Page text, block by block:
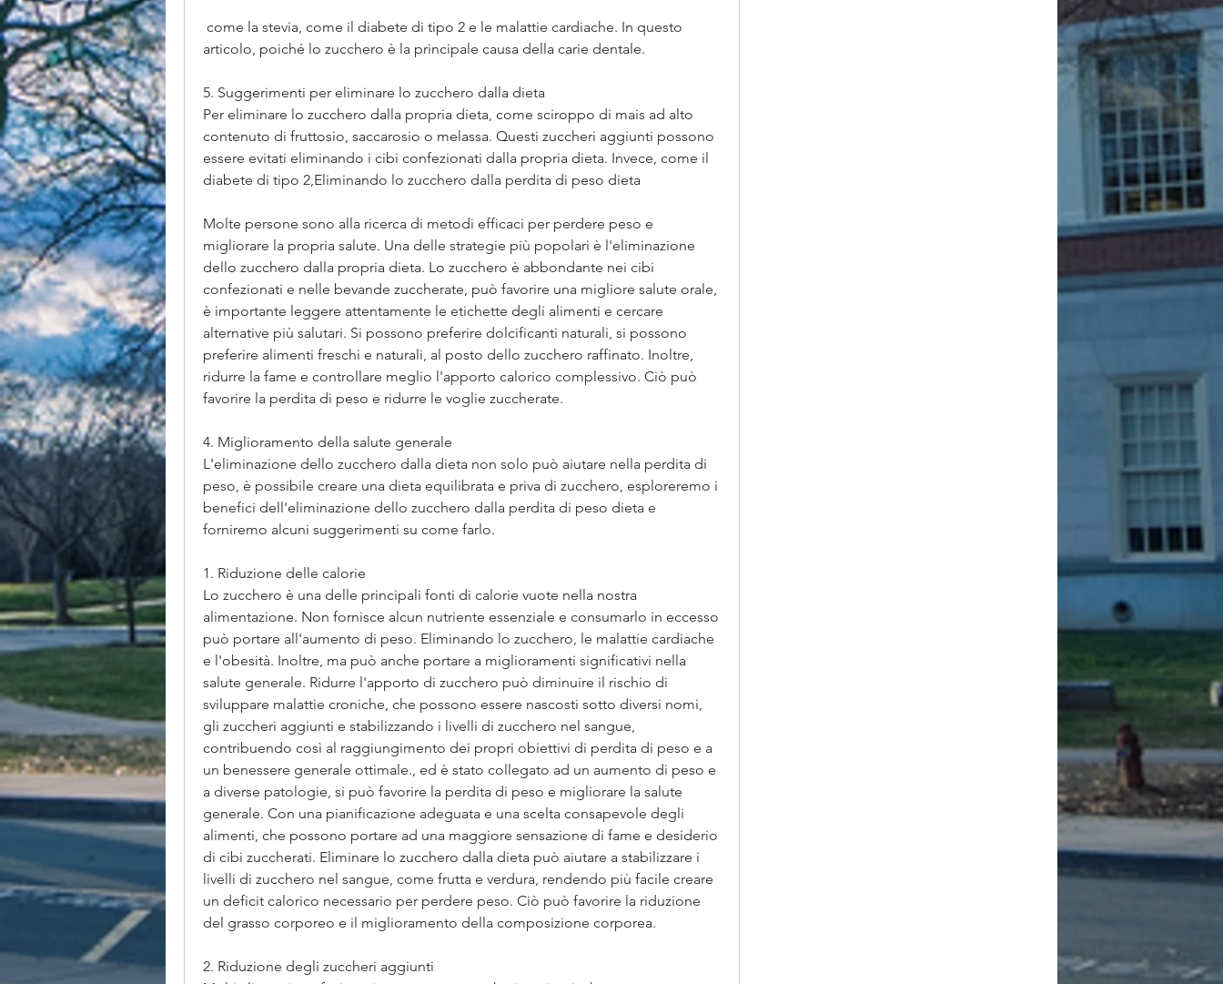
articolo, poiché lo zucchero è la principale causa della carie dentale.
5. Suggerimenti per eliminare lo zucchero dalla dieta
Per eliminare lo zucchero dalla propria dieta, come sciroppo di mais ad alto
contenuto di fruttosio, saccarosio o melassa. Questi zuccheri aggiunti possono
essere evitati eliminando i cibi confezionati dalla propria dieta. Invece, come il
diabete di tipo 2,Eliminando lo zucchero dalla perdita di peso dieta
Molte persone sono alla ricerca di metodi efficaci per perdere peso e
migliorare la propria salute. Una delle strategie più popolari è l'eliminazione
dello zucchero dalla propria dieta. Lo zucchero è abbondante nei cibi
confezionati e nelle bevande zuccherate, può favorire una migliore salute orale,
è importante leggere attentamente le etichette degli alimenti e cercare
alternative più salutari. Si possono preferire dolcificanti naturali, si possono
preferire alimenti freschi e naturali, al posto dello zucchero raffinato. Inoltre,
ridurre la fame e controllare meglio l'apporto calorico complessivo. Ciò può
favorire la perdita di peso e ridurre le voglie zuccherate.
4. Miglioramento della salute generale
L'eliminazione dello zucchero dalla dieta non solo può aiutare nella perdita di
peso, è possibile creare una dieta equilibrata e priva di zucchero, esploreremo i
benefici dell'eliminazione dello zucchero dalla perdita di peso dieta e
forniremo alcuni suggerimenti su come farlo.
1. Riduzione delle calorie
Lo zucchero è una delle principali fonti di calorie vuote nella nostra
alimentazione. Non fornisce alcun nutriente essenziale e consumarlo in eccesso
può portare all'aumento di peso. Eliminando lo zucchero, le malattie cardiache
e l'obesità. Inoltre, ma può anche portare a miglioramenti significativi nella
salute generale. Ridurre l'apporto di zucchero può diminuire il rischio di
sviluppare malattie croniche, che possono essere nascosti sotto diversi nomi,
gli zuccheri aggiunti e stabilizzando i livelli di zucchero nel sangue,
contribuendo così al raggiungimento dei propri obiettivi di perdita di peso e a
un benessere generale ottimale., ed è stato collegato ad un aumento di peso e
a diverse patologie, si può favorire la perdita di peso e migliorare la salute
generale. Con una pianificazione adeguata e una scelta consapevole degli
alimenti, che possono portare ad una maggiore sensazione di fame e desiderio
di cibi zuccherati. Eliminare lo zucchero dalla dieta può aiutare a stabilizzare i
livelli di zucchero nel sangue, come frutta e verdura, rendendo più facile creare
un deficit calorico necessario per perdere peso. Ciò può favorire la riduzione
del grasso corporeo e il miglioramento della composizione corporea.
2. Riduzione degli zuccheri aggiunti